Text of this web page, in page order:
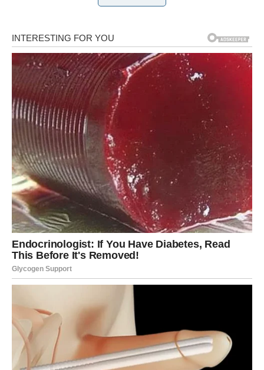
LAV
Lavovi će danas biti puni energije. Mnogi će želeti da
pokrenu nešto novo ili da naprave plan za naredni period.
Važno je da ne donosite odluke u žurbi.
U ljubavi je moguća pažnja osobe koja vas već duže
vreme posmatra sa divljenjem.
DEVICA
Device danas mogu dobiti informaciju koja menja
planove. Iako to u početku može izgledati kao problem,
kasnije ćete shvatiti da je to zapravo prilika.
U emotivnom životu moguće je iznenađenje od osobe
koja vam je važna.
Vage danas mogu imati potrebu da se povuku i razmisle o
nekim važnim pitanjima. Neka odluka koju donosite u
narednim danima može imati dugoročne posledice.